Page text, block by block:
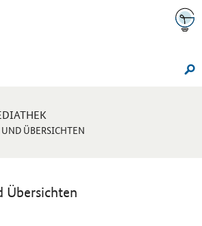
ÜBERSICHTEN
Übersichten